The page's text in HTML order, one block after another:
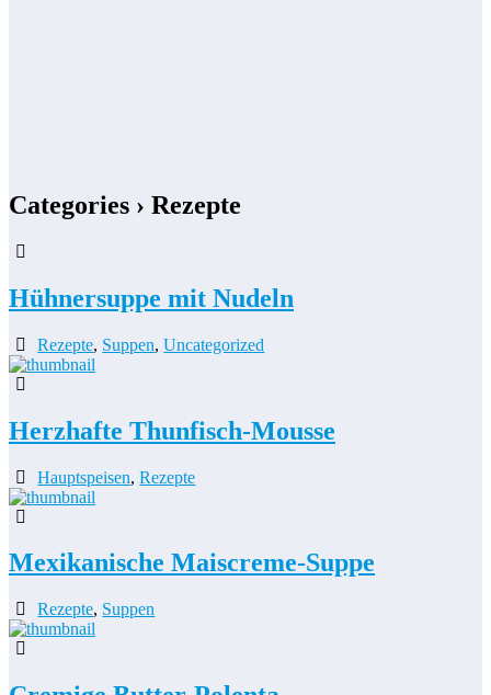
Categories › Rezepte
Hühnersuppe mit Nudeln
Rezepte, Suppen,Uncategorized
Herzhafte Thunfisch-Mousse
Hauptspeisen,Rezepte
Mexikanische Maiscreme-Suppe
Rezepte, Suppen